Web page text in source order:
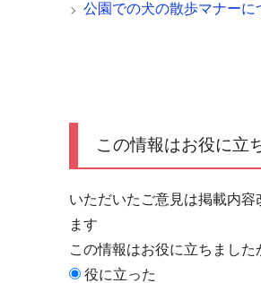
公園での犬の散歩マナーに
この情報はお役に立
いただいたご意見は掲載内
ます
この情報はお役に立ちました
役に立った